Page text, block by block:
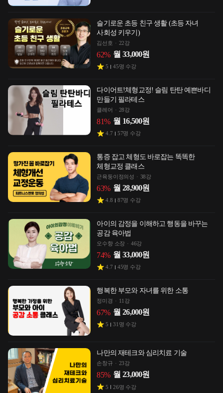
슬기로운 초등 친구 생활 (초등 자녀
사회성 키우기)
김선호 22강
62% 월 33,000원
5 45명 수강
다이어트!체형교정! 슬림 탄탄 예쁜바디
만들기 필라테스
클레어 28강
81% 월 16,500원
4.7 57명 수강
통증 잡고 체형도 바로잡는 똑똑한
체형교정 클래스
근육둥이정의성 38강
63% 월 28,900원
4.8 87명 수강
아이의 감정을 이해하고 행동을 바꾸는
공감 육아법
오수향 소장 46강
74% 월 33,000원
4.7 45명 수강
행복한 부모와 자녀를 위한 소통
정미경 11강
67% 월 26,000원
5 31 명 수강
나만의 재테크와 심리치료 기술
손창규 23강
85% 월 23,000원
5 26명 수강